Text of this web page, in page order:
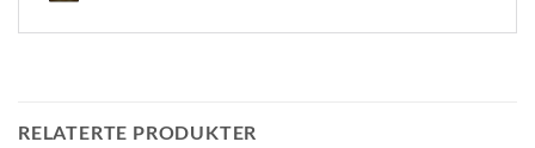
RELATERTE PRODUKTER